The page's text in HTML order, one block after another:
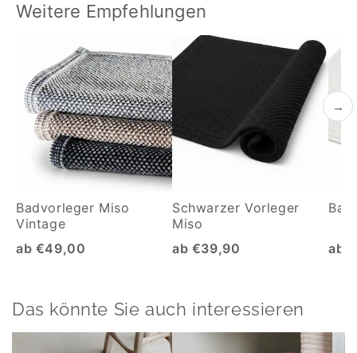
Weitere Empfehlungen
Badvorleger Miso
Vintage
ab €49,00
Schwarzer Vorleger
Miso
ab €39,90
ab
→
Das könnte Sie auch interessieren